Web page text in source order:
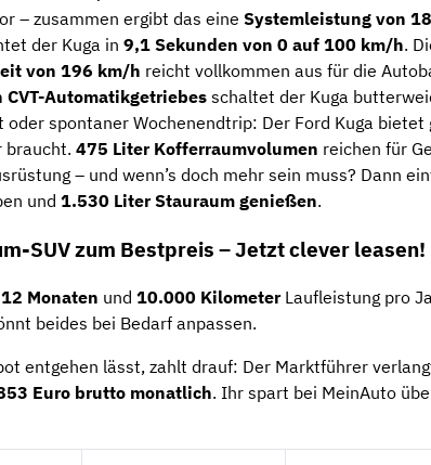
– zusammen ergibt das eine Systemleistung von
der Kuga in 9,1 Sekunden von 0 auf 100 km/h.
von 196 km/h reicht vollkommen aus für die
Automatikgetriebes schaltet der Kuga
spontaner Wochenendtrip: Der Ford Kuga bietet
braucht. 475 Liter Kofferraumvolumen reichen für
– und wenn’s doch mehr sein muss? Dann
und 1.530 Liter Stauraum genießen.
SUV zum Bestpreis – Jetzt clever leasen!
12 Monaten und 10.000 KilometerLaufleistung pro
beides bei Bedarf anpassen.
entgehen lässt, zahlt drauf: Der Marktführer
Euro brutto monatlich. Ihr spart bei MeinAuto